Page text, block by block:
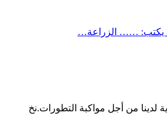
يكتب: …… الزراعة…
لدينا من أجل مواكبة التطورات.نخ